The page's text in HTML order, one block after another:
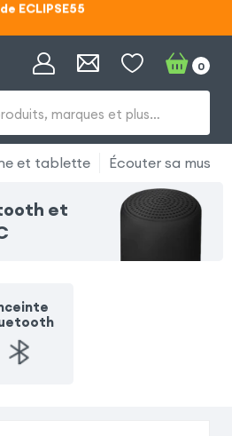
ECLIPSE55
marques et plus…
0
et tablette Écouter sa
et